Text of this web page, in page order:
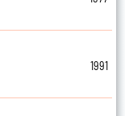
1991